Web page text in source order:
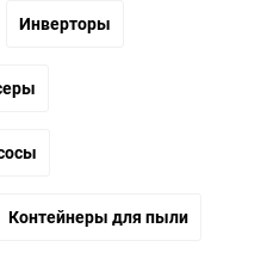
Инверторы
Контейнеры для пыли